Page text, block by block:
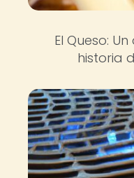
El Queso:
historia